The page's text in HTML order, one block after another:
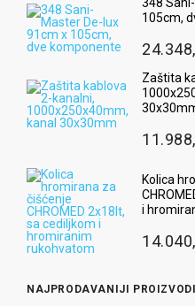
105cm,
Zaštita
Kolica
i
NAJPRODAVANIJI PROIZVODI